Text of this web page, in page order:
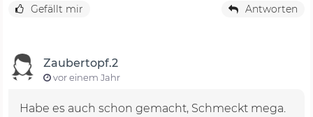
Gefällt mir Antworten
Zaubertopf.2
vor einem Jahr
Habe es auch schon gemacht, Schmeckt mega.